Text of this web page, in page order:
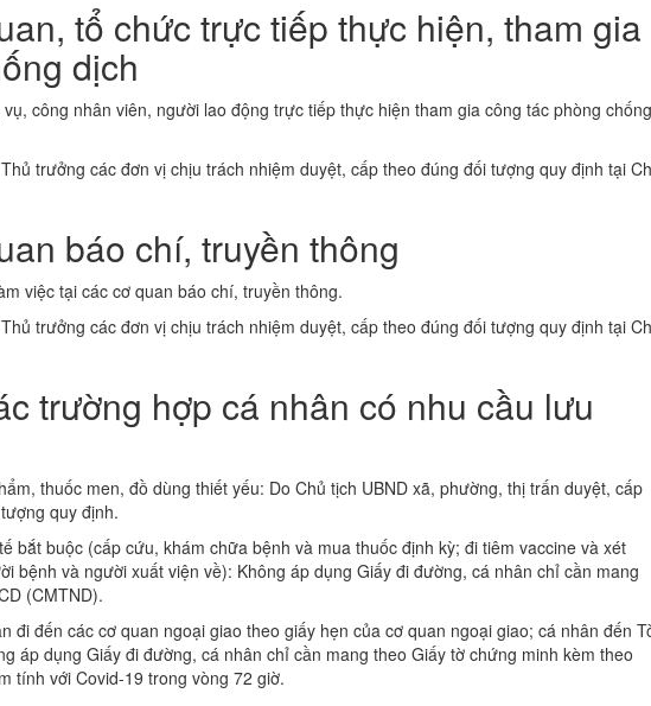
tổ chức trực tiếp thực hiện, tham gia
dịch
công nhân viên, người lao động trực tiếp thực hiện tham gia công tác phòng chống
trưởng các đơn vị chịu trách nhiệm duyệt, cấp theo đúng đối tượng quy định tại
báo chí, truyền thông
việc tại các cơ quan báo chí, truyền thông.
trưởng các đơn vị chịu trách nhiệm duyệt, cấp theo đúng đối tượng quy định tại
trường hợp cá nhân có nhu cầu lưu
thuốc men, đồ dùng thiết yếu: Do Chủ tịch UBND xã, phường, thị trấn duyệt, cấp
quy định.
bắt buộc (cấp cứu, khám chữa bệnh và mua thuốc định kỳ; đi tiêm vaccine và xét
bệnh và người xuất viện về): Không áp dụng Giấy đi đường, cá nhân chỉ cần mang
(CMTND).
đi đến các cơ quan ngoại giao theo giấy hẹn của cơ quan ngoại giao; cá nhân đến
áp dụng Giấy đi đường, cá nhân chỉ cần mang theo Giấy tờ chứng minh kèm theo
tính với Covid-19 trong vòng 72 giờ.